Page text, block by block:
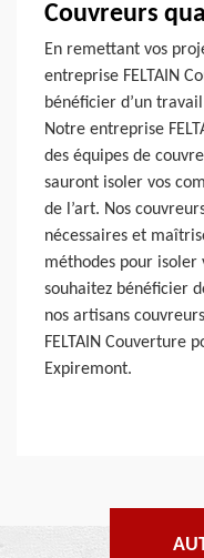
Couvreurs
En remettant vos
entreprise FELTAIN
bénéficier d’un
Notre entreprise
des équipes de
sauront isoler vos
de l’art. Nos
nécessaires et
méthodes pour isoler
souhaitez bénéficier
nos artisans
FELTAIN Couverture
Expiremont.